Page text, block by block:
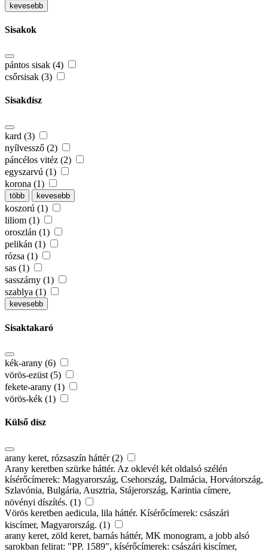
kevesebb
Sisakok
pántos sisak (4)
csőrsisak (3)
Sisakdísz
kard (3)
nyílvessző (2)
páncélos vitéz (2)
egyszarvú (1)
korona (1)
több kevesebb
koszorú (1)
liliom (1)
oroszlán (1)
pelikán (1)
rózsa (1)
sas (1)
sasszárny (1)
szablya (1)
kevesebb
Sisaktakaró
kék-arany (6)
vörös-ezüst (5)
fekete-arany (1)
vörös-kék (1)
Külső dísz
arany keret, rózsaszín háttér (2)
Arany keretben szürke háttér. Az oklevél két oldalsó szélén
kísérőcímerek: Magyarország, Csehország, Dalmácia, Horvátország,
Szlavónia, Bulgária, Ausztria, Stájerország, Karintia címere,
növényi díszítés. (1)
Vörös keretben aedicula, lila háttér. Kísérőcímerek: császári
kiscímer, Magyarország. (1)
arany keret, zöld keret, barnás háttér, MK monogram, a jobb alsó
sarokban felirat: "PP. 1589", kísérőcímerek: császári kiscímer,